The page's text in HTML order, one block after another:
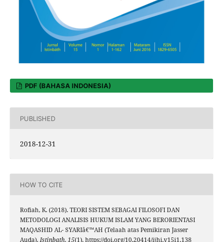
PDF (BAHASA INDONESIA)
PUBLISHED
2018-12-31
HOW TO CITE
Rofiah, K. (2018). TEORI SISTEM SEBAGAI FILOSOFI DAN
METODOLOGI ANALISIS HUKUM ISLAM YANG BERORIENTASI
MAQASHID AL- SYARIâ€™AH (Telaah atas Pemikiran Jasser
Auda).Istinbath,15(1). https://doi.org/10.20414/ijhi.v15i1.138